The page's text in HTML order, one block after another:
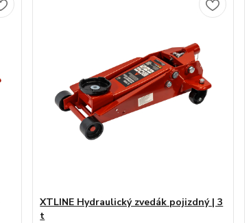
XTLINE Hydraulický zvedák pojizdný | 3
t